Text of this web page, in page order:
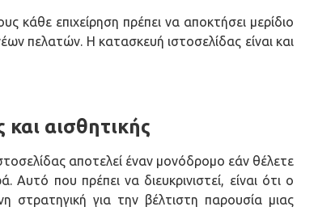
κάθε επιχείρηση πρέπει να αποκτήσει μερίδιο
πελατών. Η κατασκευή ιστοσελίδας είναι και
αισθητικής
αποτελεί έναν μονόδρομο εάν θέλετε
που πρέπει να διευκρινιστεί, είναι ότι ο
στρατηγική για την βέλτιστη παρουσία μιας